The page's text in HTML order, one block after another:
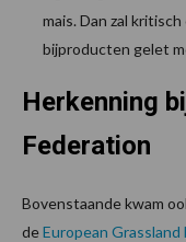
mais. Dan zal
bijproducten gelet
Herkenning
Federation
Bovenstaande kwam
deEuropean Grassland